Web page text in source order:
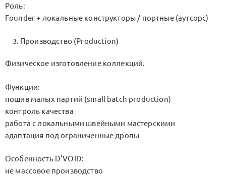
Роль:
Founder + локальные конструкторы / портные (аутсорс)
Производство (Production)
Физическое изготовление коллекций.
Функции:
пошив малых партий (small batch production)
контроль качества
работа с локальными швейными мастерскими
адаптация под ограниченные дропы
Особенность D’VOID:
не массовое производство